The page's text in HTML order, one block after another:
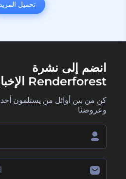
تحميل
انضم إلى نشرة
Renderforest الإخبارية
كن من بين أوائل من يستلمون
وعروضنا